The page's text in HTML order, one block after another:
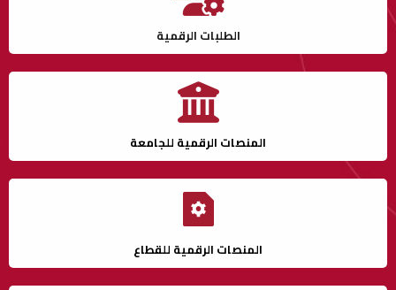
الطلبات الرقمية
المنصات الرقمية للجامعة
المنصات الرقمية للقطاع